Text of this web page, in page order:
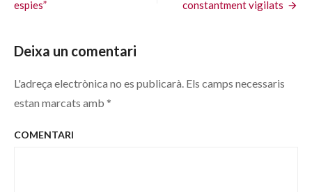
espies”
constantment vigilats
Deixa un comentari
L'adreça electrònica no es publicarà. Els camps necessaris
estan marcats amb *
COMENTARI